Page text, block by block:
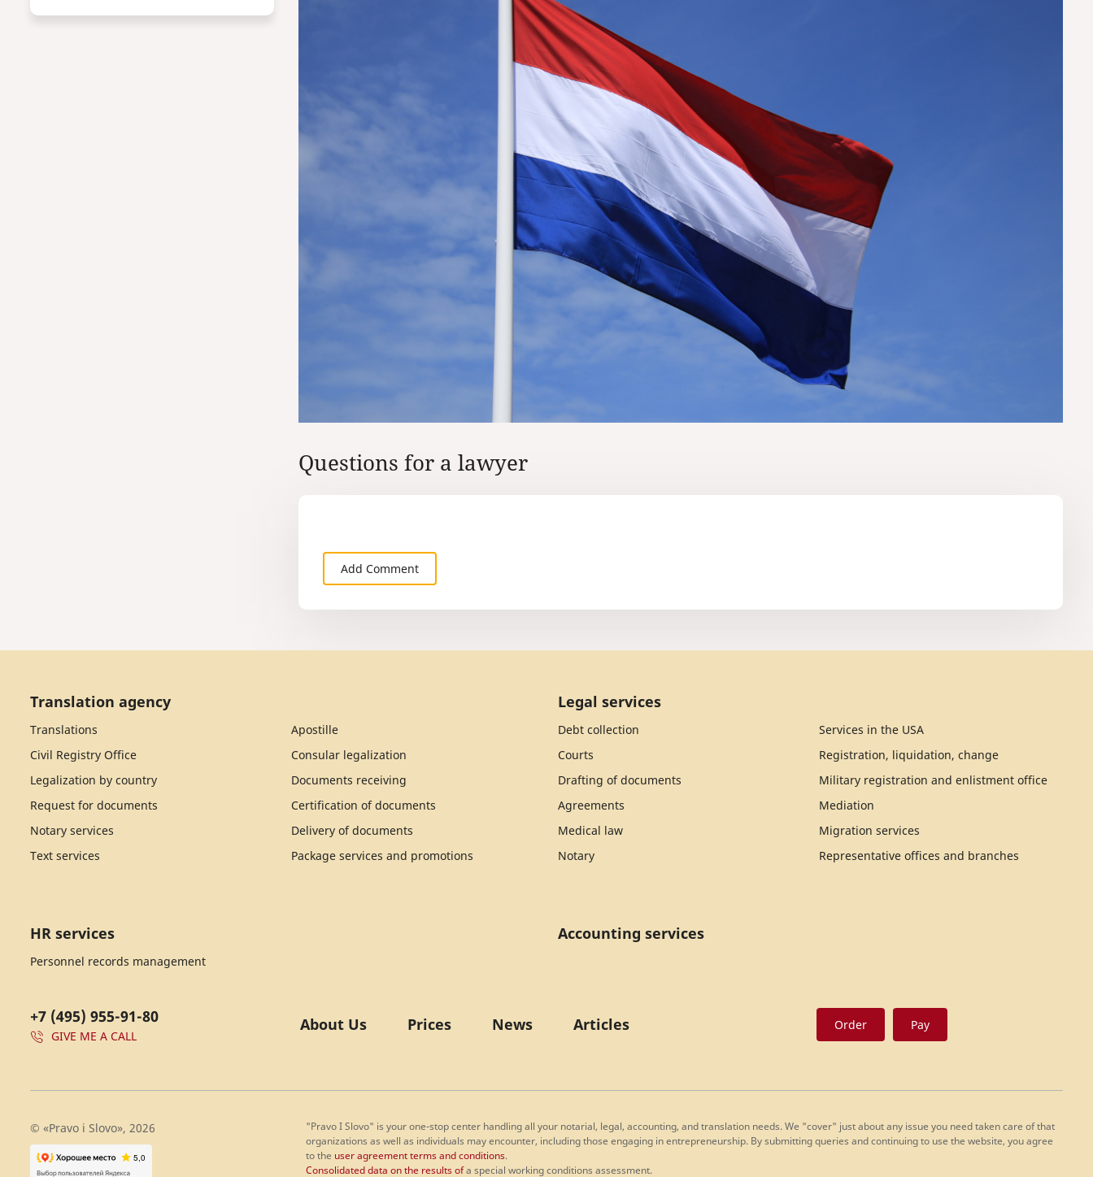
Questions for a lawyer
Add Comment
Translation agency
Translations
Apostille
Civil Registry Office
Consular legalization
Legalization by country
Documents receiving
Request for documents
Certification of documents
Notary services
Delivery of documents
Text services
Package services and promotions
Legal services
Debt collection
Services in the USA
Courts
Registration, liquidation, change
Drafting of documents
Military registration and enlistment office
Agreements
Mediation
Medical law
Migration services
Notary
Representative offices and branches
HR services
Personnel records management
Accounting services
+7 (495) 955-91-80
GIVE ME A CALL
About Us Prices News Articles Order Pay
© «Pravo i Slovo», 2026
"Pravo I Slovo" is your one-stop center handling all your notarial, legal, accounting, and translation needs. We "cover" just about any issue you need taken care of that
organizations as well as individuals may encounter, including those engaging in entrepreneurship. By submitting queries and continuing to use the website, you agree
to the user agreement terms and conditions.
Consolidated data on the results ofa special working conditions assessment.